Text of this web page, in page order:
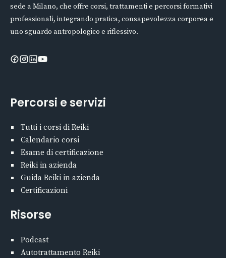
sede a Milano, che offre corsi, trattamenti e percorsi formativi
professionali, integrando pratica, consapevolezza corporea e
uno sguardo antropologico e riflessivo.
Percorsi e servizi
Tutti i corsi di Reiki
Calendario corsi
Esame di certificazione
Reiki in azienda
Guida Reiki in azienda
Certificazioni
Risorse
Podcast
Autotrattamento Reiki